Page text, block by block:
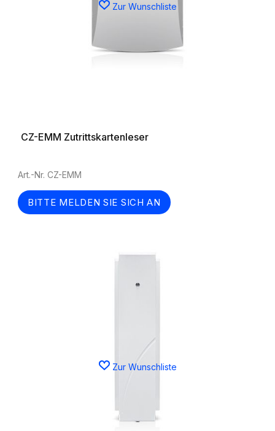
Zur Wunschliste
CZ-EMM Zutrittskartenleser
Art.-Nr. CZ-EMM
BITTE MELDEN SIE SICH AN
Zur Wunschliste